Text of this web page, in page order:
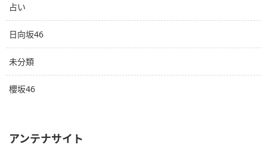
占い
日向坂46
未分類
櫻坂46
アンテナサイト